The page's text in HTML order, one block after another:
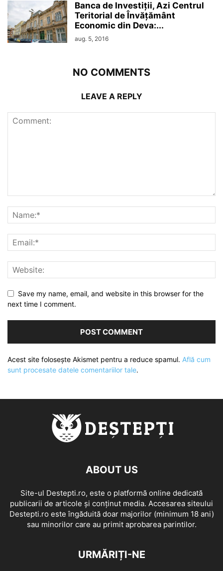
Banca de Investiții, Azi Centrul
Teritorial de Învățământ
Economic din Deva:...
aug. 5, 2016
NO COMMENTS
LEAVE A REPLY
Save my name, email, and website in this browser for the
next time I comment.
Acest site folosește Akismet pentru a reduce spamul. Află cum
sunt procesate datele comentariilor tale.
ABOUT US
Site-ul Destepti.ro, este o platformă online dedicată
publicarii de articole și conținut media. Accesarea siteului
Destepti.ro este îngăduită doar majorilor (minimum 18 ani)
sau minorilor care au primit aprobarea parintilor.
URMĂRIȚI-NE